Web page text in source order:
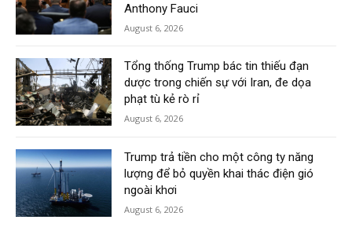
Anthony Fauci
August 6, 2026
Tổng thống Trump bác tin thiếu đạn
dược trong chiến sự với Iran, đe dọa
phạt tù kẻ rò rỉ
August 6, 2026
Trump trả tiền cho một công ty năng
lượng để bỏ quyền khai thác điện gió
ngoài khơi
August 6, 2026